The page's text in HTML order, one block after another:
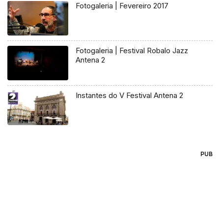
Fotogaleria | Fevereiro 2017
Fotogaleria | Festival Robalo Jazz
Antena 2
Instantes do V Festival Antena 2
PUB